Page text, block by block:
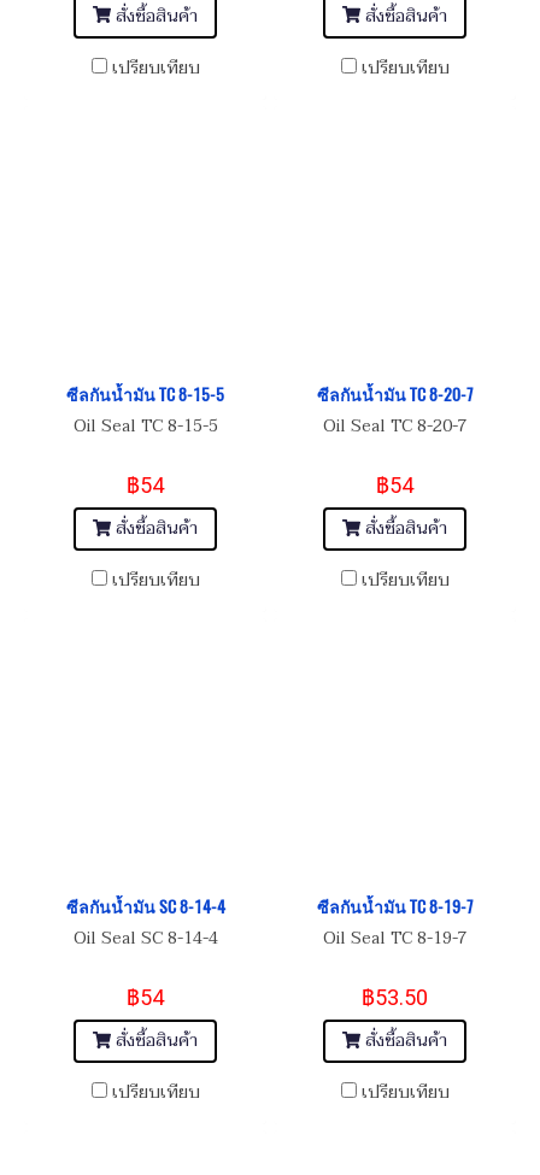
สั่งซื้อสินค้า
เปรียบเทียบ
สั่งซื้อสินค้า
เปรียบเทียบ
ซีลกันน้ำมัน TC 8-15-5
Oil Seal TC 8-15-5
฿54
สั่งซื้อสินค้า
เปรียบเทียบ
ซีลกันน้ำมัน TC 8-20-7
Oil Seal TC 8-20-7
฿54
สั่งซื้อสินค้า
เปรียบเทียบ
ซีลกันน้ำมัน SC 8-14-4
Oil Seal SC 8-14-4
฿54
สั่งซื้อสินค้า
เปรียบเทียบ
ซีลกันน้ำมัน TC 8-19-7
Oil Seal TC 8-19-7
฿53.50
สั่งซื้อสินค้า
เปรียบเทียบ